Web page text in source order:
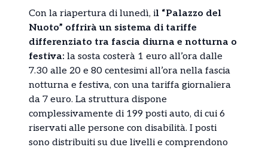
Con la riapertura di lunedì, il “Palazzo del
Nuoto” offrirà un sistema di tariffe
differenziato tra fascia diurna e notturna o
festiva: la sosta costerà 1 euro all’ora dalle
7.30 alle 20 e 80 centesimi all’ora nella fascia
notturna e festiva, con una tariffa giornaliera
da 7 euro. La struttura dispone
complessivamente di 199 posti auto, di cui 6
riservati alle persone con disabilità. I posti
sono distribuiti su due livelli e comprendono